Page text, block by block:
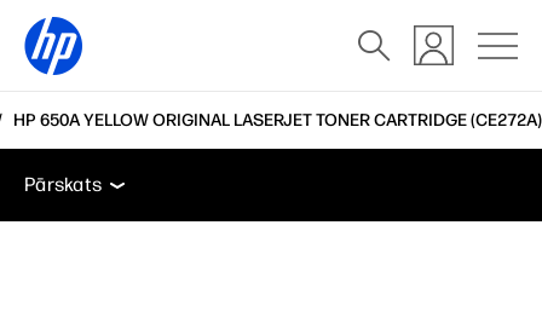
HP 650A YELLOW ORIGINAL LASERJET TONER CARTRIDGE (CE272A)
Pārskats Funkcijas
Atbalsts
Pārskats